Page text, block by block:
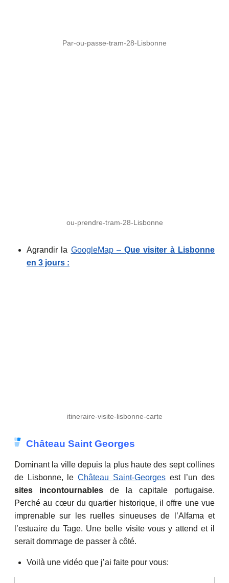
Par-ou-passe-tram-28-Lisbonne
ou-prendre-tram-28-Lisbonne
Agrandir la GoogleMap –Que visiter à Lisbonne
en 3 jours :
itineraire-visite-lisbonne-carte
Château Saint Georges
Dominant la ville depuis la plus haute des sept collines
de Lisbonne, leChâteau Saint-Georgesest l’un des
sites incontournables de la capitale portugaise.
Perché au cœur du quartier historique, il offre une vue
imprenable sur les ruelles sinueuses de l’Alfama et
l’estuaire du Tage. Une belle visite vous y attend et il
serait dommage de passer à côté.
Voilà une vidéo que j’ai faite pour vous: